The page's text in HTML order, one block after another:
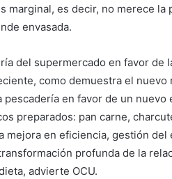
es decir, no merece la
envasada.
del supermercado en favor de
como demuestra el nuevo
en favor de un nuevo
preparados: pan carne,
mejora en eficiencia, gestión del
profunda de la
advierte OCU.